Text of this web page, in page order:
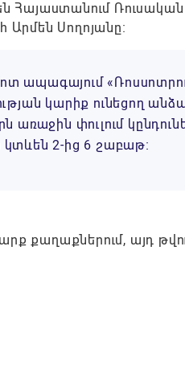
են Հայաստանում
Սողոյանը։
ապագայում
կարիք ունեցող
փուլում
2-ից 6 շաբաթ։
քաղաքներում, այդ